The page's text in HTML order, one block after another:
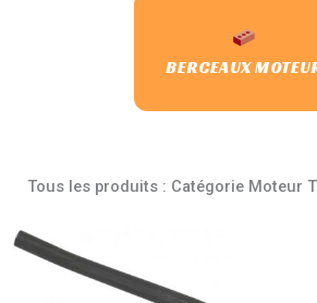
BERCEAUX
Tous les produits : Catégorie Moteur